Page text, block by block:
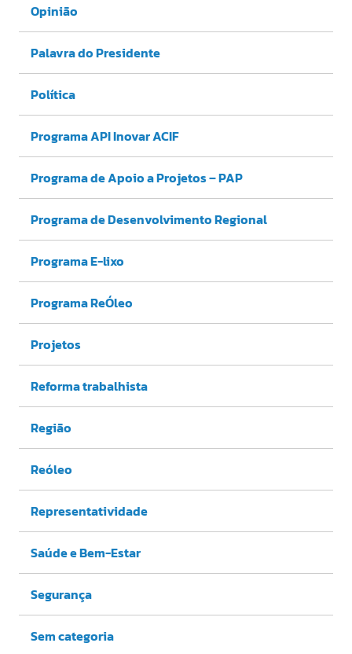
Opinião
Palavra do Presidente
Política
Programa API Inovar ACIF
Programa de Apoio a Projetos – PAP
Programa de Desenvolvimento Regional
Programa E-lixo
Programa ReÓleo
Projetos
Reforma trabalhista
Região
Reóleo
Representatividade
Saúde e Bem-Estar
Segurança
Sem categoria